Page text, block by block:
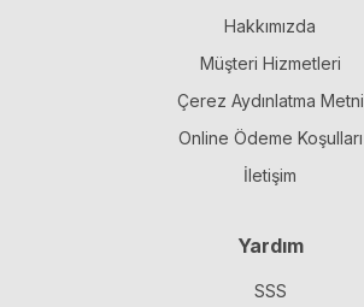
Hakkımızda
Müşteri Hizmetleri
Çerez Aydınlatma Metni
Online Ödeme Koşulları
İletişim
Yardım
SSS